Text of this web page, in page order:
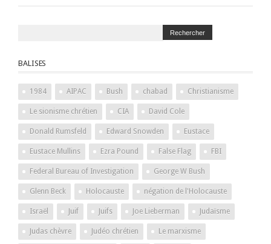
BALISES
1984 AIPAC Bush chabad Christianisme
Le sionisme chrétien CIA David Cole
Donald Rumsfeld Edward Snowden Eustace
Eustace Mullins Ezra Pound False Flag FBI
Federal Bureau of Investigation George W Bush
Glenn Beck Holocauste négation de l'Holocauste
Israël Juif Juifs Joe Lieberman Judaïsme
Judas chèvre Judéo chrétien Le marxisme